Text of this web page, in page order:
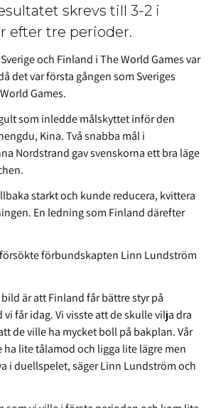
skrevs till 3-2 i
efter tre perioder.
och Finland i The World Games var
det var första gången som Sveriges
Games.
som inledde målskyttet inför den
Kina. Två snabba mål i
Nordstrand gav svenskorna ett bra läge
starkt och kunde reducera, kvittera
En ledning som Finland därefter
förbundskapten Linn Lundström
är att Finland får bättre styr på
får idag. Vi visste att de skulle vilja dra
de ville ha mycket boll på bakplan. Vår
ha lite tålamod och ligga lite lägre men
i duellspelet, säger Linn Lundström och